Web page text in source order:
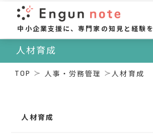
中小企業支援に、専門家の知見と経験を
人材育成
TOP 人事・労務管理 人材育成
人材育成